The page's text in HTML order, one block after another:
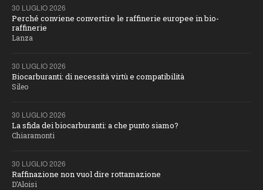
30 LUGLIO 2026
Perché conviene convertire le raffinerie europee in bio-
raffinerie
Lanza
30 LUGLIO 2026
Biocarburanti: di necessità virtù e compatibilità
Sileo
30 LUGLIO 2026
La sfida dei biocarburanti: a che punto siamo?
Chiaramonti
30 LUGLIO 2026
Raffinazione non vuol dire rottamazione
D’Aloisi